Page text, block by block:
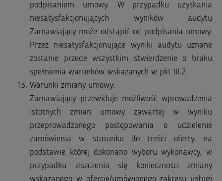
podpisaniem umowy. W przypadku uzyskania
niesatysfakcjonujących wyników audytu
Zamawiający może odstąpić od podpisania umowy.
Przez niesatysfakcjonujące wyniki audytu uznane
zostanie przede wszystkim stwierdzenie o braku
spełnienia warunków wskazanych w pkt III.2.
Warunki zmiany umowy:
​Zamawiający przewiduje możliwość wprowadzenia
istotnych zmian umowy zawartej w wyniku
przeprowadzonego postępowania o udzielenie
zamówienia w stosunku do treści oferty, na
podstawie której dokonano wyboru wykonawcy, w
przypadku ziszczenia się konieczności zmiany
wskazanego w ofercie/umówionego zakresu usługi